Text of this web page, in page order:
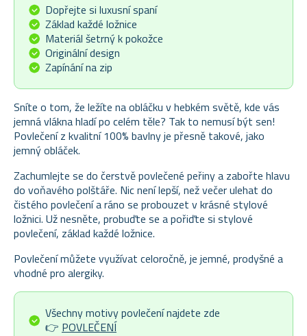
Dopřejte si luxusní spaní
Základ každé ložnice
Materiál šetrný k pokožce
Originální design
Zapínání na zip
Sníte o tom, že ležíte na obláčku v hebkém světě, kde vás
jemná vlákna hladí po celém těle? Tak to nemusí být sen!
Povlečení z kvalitní 100% bavlny je přesně takové, jako
jemný obláček.
Zachumlejte se do čerstvě povlečené peřiny a zabořte hlavu
do voňavého polštáře. Nic není lepší, než večer ulehat do
čistého povlečení a ráno se probouzet v krásné stylové
ložnici. Už nesněte, probuďte se a pořiďte si stylové
povlečení, základ každé ložnice.
Povlečení můžete využívat celoročně, je jemné, prodyšné a
vhodné pro alergiky.
Všechny motivy povlečení najdete zde
👉 POVLEČENÍ